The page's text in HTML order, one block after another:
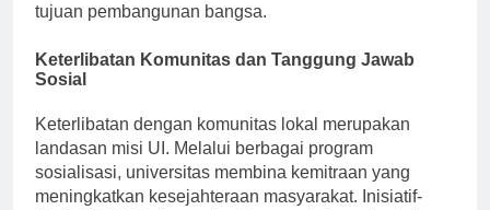
tujuan pembangunan bangsa.
Keterlibatan Komunitas dan Tanggung Jawab
Sosial
Keterlibatan dengan komunitas lokal merupakan
landasan misi UI. Melalui berbagai program
sosialisasi, universitas membina kemitraan yang
meningkatkan kesejahteraan masyarakat. Inisiatif-